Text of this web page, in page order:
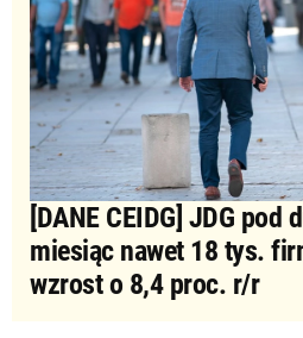
[DANE CEIDG] JDG pod
miesiąc nawet 18 tys.
wzrost o 8,4 proc. r/r